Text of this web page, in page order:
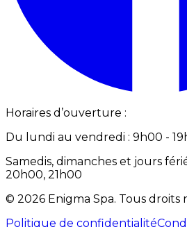
Horaires d’ouverture :
Du lundi au vendredi : 9h00 -
Samedis, dimanches et jours
20h00, 21h00
© 2026 Enigma Spa. Tous droits
Politique de confidentialité